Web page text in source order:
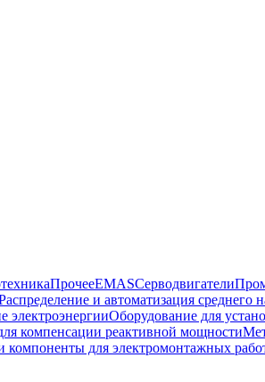
ПрочееEMASCерводвигатели
и автоматизация среднего
электроэнергииОборудование для
компенсации реактивной мощности
компоненты для электромонтажных